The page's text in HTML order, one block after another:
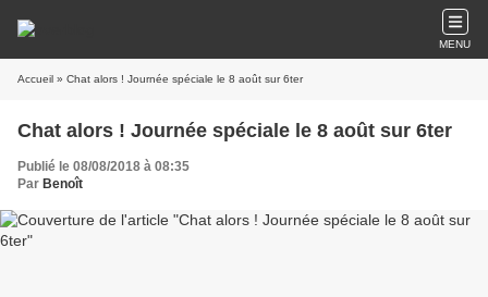
MENU
Accueil » Chat alors ! Journée spéciale le 8 août sur 6ter
Chat alors ! Journée spéciale le 8 août sur 6ter
Publié le 08/08/2018 à 08:35
Par Benoît